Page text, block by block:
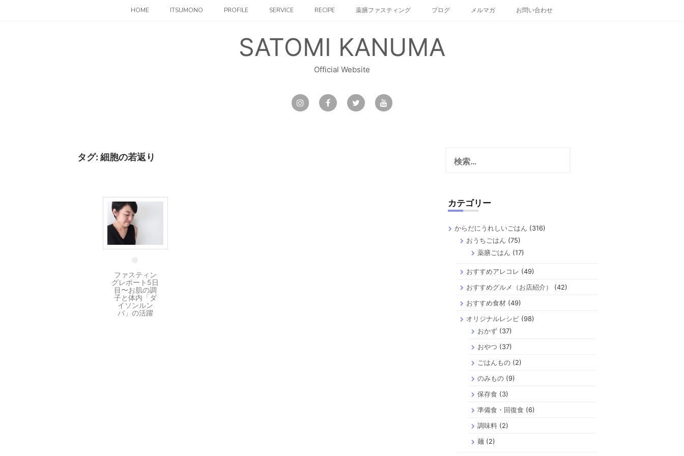
HOME ITSUMONO PROFILE SERVICE RECIPE 薬膳ファスティング ブログ メルマガ お問い合わせ
SATOMI KANUMA
Official Website
タグ: 細胞の若返り
ファスティン
グレポート5日
目〜お肌の調
子と体内「ダ
イソンルン
バ」の活躍
索:
カテゴリー
からだにうれしいごはん (316)
おうちごはん (75)
薬膳ごはん (17)
おすすめアレコレ (49)
おすすめグルメ（お店紹介）
(42)
おすすめ食材(49)
オリジナルレシピ(98)
おかず(37)
おやつ (37)
ごはんもの(2)
のみもの(9)
保存食 (3)
準備食・回復食 (6)
調味料(2)
麺 (2)